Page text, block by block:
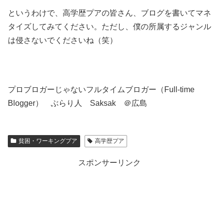
というわけで、高学歴プアの皆さん、ブログを書いてマネ
タイズしてみてください。ただし、僕の所属するジャンル
は侵さないでくださいね（笑）
プロブロガーじゃないフルタイムブロガー（Full-time
Blogger） ぶらり人 Saksak ＠広島
貧困・ワーキングプア 高学歴プア
スポンサーリンク